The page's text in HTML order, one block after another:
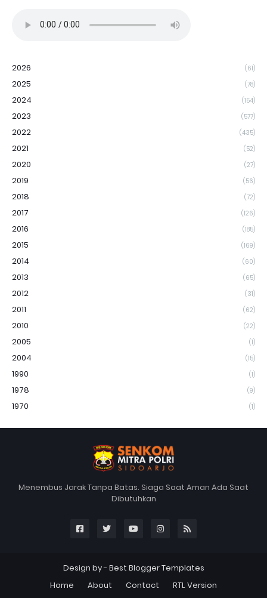
2026 (61)
2025 (78)
2024 (154)
2023 (577)
2022 (435)
2021 (52)
2020 (27)
2019 (56)
2018 (72)
2017 (126)
2016 (185)
2015 (169)
2014 (60)
2013 (65)
2012 (31)
2011 (62)
2010 (22)
2005 (1)
2004 (15)
1990 (1)
1978 (9)
1970 (1)
Menembus Jarak Tanpa Batas. Siaga Saat Aman Ada Saat
Dibutuhkan
Design by - Best Blogger Templates
Home
About Contact RTL Version